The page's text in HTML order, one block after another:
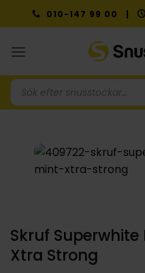
to
010-147 99 00 |
Produktsökning
Skruf Superwhite
Xtra Strong